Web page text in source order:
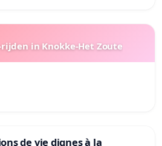
rijden in Knokke-Het Zoute
de vie dignes à la